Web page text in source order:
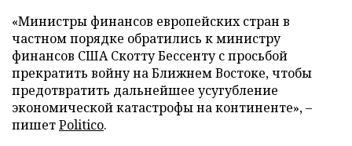
«Министры финансов европейских стран в
частном порядке обратились к министру
финансов США Скотту Бессенту с просьбой
прекратить войну на Ближнем Востоке, чтобы
предотвратить дальнейшее усугубление
экономической катастрофы на континенте», –
пишетPolitico.